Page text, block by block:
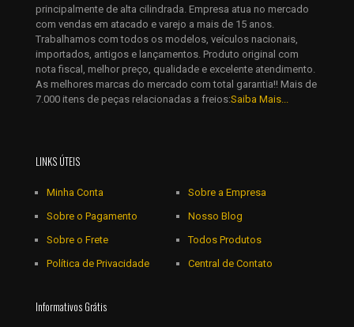
eu comentar.
principalmente de alta cilindrada. Empresa atua no mercado
com vendas em atacado e varejo a mais de 15 anos.
Trabalhamos com todos os modelos, veículos nacionais,
importados, antigos e lançamentos. Produto original com
nota fiscal, melhor preço, qualidade e excelente atendimento.
As melhores marcas do mercado com total garantia!! Mais de
7.000 itens de peças relacionadas a freios:Saiba Mais...
LINKS ÚTEIS
Minha Conta
Sobre o Pagamento
Sobre o Frete
Política de Privacidade
Sobre a Empresa
Nosso Blog
Todos Produtos
Central de Contato
Informativos Grátis